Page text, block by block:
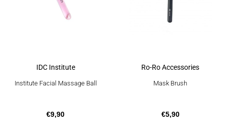
IDC Institute
Institute Facial Massage Ball
€9,90
Ro-Ro Accessories
Mask Brush
€5,90